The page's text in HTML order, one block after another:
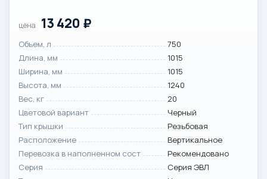
цена 13 420 ₽
Объем, л
750
Длина, мм
1015
Ширина, мм
1015
Высота, мм
1240
Вес, кг
20
Цветовой вариант
Черный
Тип крышки
Резьбовая
Расположение
Вертикальное
Перевозка в наполненном сост
Рекомендовано
Серия
Серия ЭВЛ